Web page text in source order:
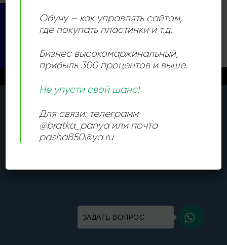
Visa PayPal Stripe MasterCard
Cash
Copyright 2026 ©Все права защищены
ЗАДАТЬ ВОПРОС
Обучу – как управлять сайтом,
где покупать пластинки и т.д.
Бизнес высокомаржинальный,
прибыль 300 процентов и выше.
Не упусти свой шанс!
Для связи: телеграмм
@bratka_panya или почта
pasha850@ya.ru